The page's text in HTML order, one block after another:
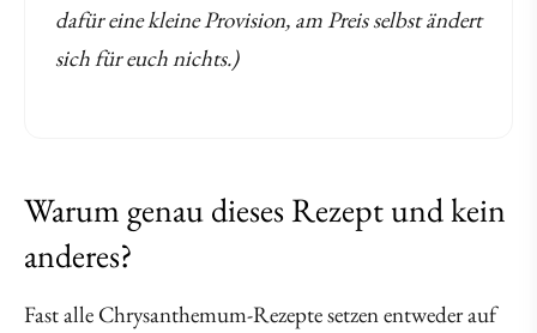
dafür eine kleine Provision, am Preis selbst ändert
sich für euch nichts.)
Warum genau dieses Rezept und kein
anderes?
Fast alle Chrysanthemum-Rezepte setzen entweder auf